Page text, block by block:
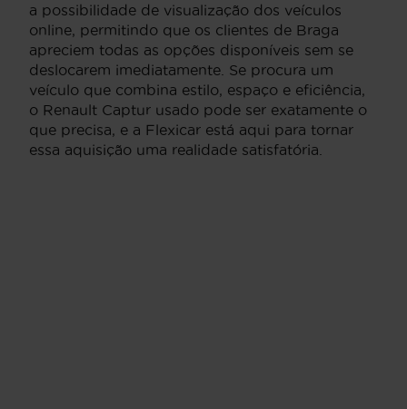
a possibilidade de visualização dos veículos
online, permitindo que os clientes de Braga
apreciem todas as opções disponíveis sem se
deslocarem imediatamente. Se procura um
veículo que combina estilo, espaço e eficiência,
o Renault Captur usado pode ser exatamente o
que precisa, e a Flexicar está aqui para tornar
essa aquisição uma realidade satisfatória.